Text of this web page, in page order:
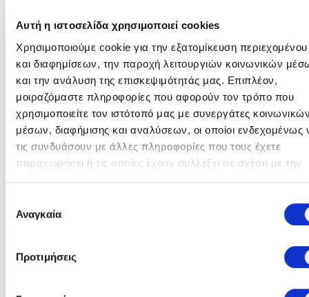
Αυτή η ιστοσελίδα χρησιμοποιεί cookies
Χρησιμοποιούμε cookie για την εξατομίκευση περιεχομένου
και διαφημίσεων, την παροχή λειτουργιών κοινωνικών
και την ανάλυση της επισκεψιμότητάς μας. Επιπλέον,
μοιραζόμαστε πληροφορίες που αφορούν τον τρόπο που
χρησιμοποιείτε τον ιστότοπό μας με συνεργάτες
μέσων, διαφήμισης και αναλύσεων, οι οποίοι ενδεχομένως
τις συνδυάσουν με άλλες πληροφορίες που τους έχετε
παραχωρήσει ή τις οποίες έχουν συλλέξει σε σχέση με την
συγκατάθεσης
Αναγκαία
Προτιμήσεις
Ημερομηνία (μέρα/μήνας/έτος) & 'Ωρα
02/06/2026 - 12:21
Στοιχεία Υποβολής
Καλέστε μας για πληροφορίες σχετικά με την υποβολή των
προτάσεων σας:
Πληροφορίες:
Νίκος Σαββάκης |
Υποβολή:
| 2241049029